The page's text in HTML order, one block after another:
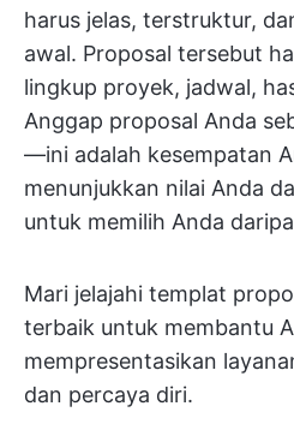
harus jelas, terstruktur,
awal. Proposal tersebut
lingkup proyek, jadwal,
Anggap proposal Anda
—ini adalah kesempatan
menunjukkan nilai Anda
untuk memilih Anda
Mari jelajahi templat
terbaik untuk membantu
mempresentasikan
dan percaya diri.